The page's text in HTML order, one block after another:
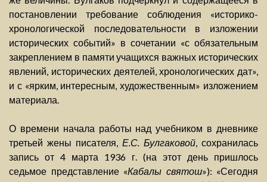
постановлении требование соблюдения «историко-
хронологической последовательности в изложении
исторических событий» в сочетании «с обязательным
закреплением в памяти учащихся важных исторических
явлений, исторических деятелей, хронологических дат»,
и с «ярким, интересным, художественным» изложением
материала.
О времени начала работы над учебником в дневнике
третьей жены писателя, Е.С. Булгаковой, сохранилась
запись от 4 марта 1936 г. (на этот день пришлось
седьмое представление «Кабалы святош»): «Сегодня